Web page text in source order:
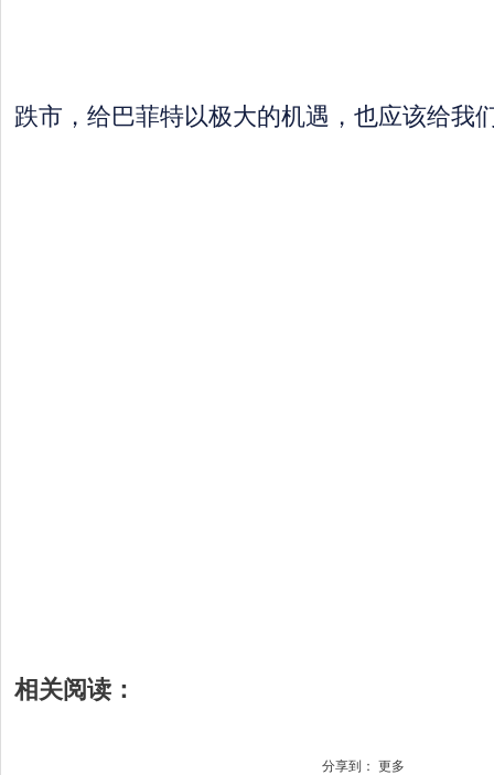
跌市，给巴菲特以极大的机遇，也应该给我
相关阅读：
分享到： 更多